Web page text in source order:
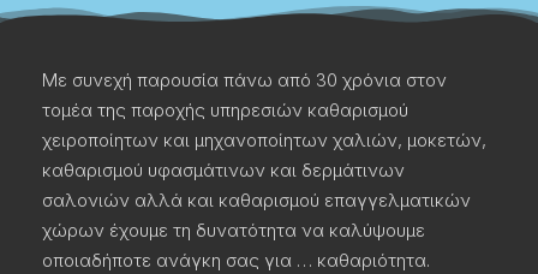
Με συνεχή παρουσία πάνω από 30 χρόνια στον
τομέα της παροχής υπηρεσιών καθαρισμού
χειροποίητων και μηχανοποίητων χαλιών, μοκετών,
καθαρισμού υφασμάτινων και δερμάτινων
σαλονιών αλλά και καθαρισμού επαγγελματικών
χώρων έχουμε τη δυνατότητα να καλύψουμε
οποιαδήποτε ανάγκη σας για … καθαριότητα.